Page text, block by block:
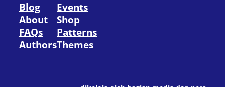
Blog
About
FAQs
Authors
Events
Shop
Patterns
Themes